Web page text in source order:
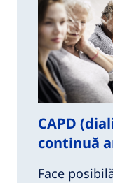
CAPD
continuă
Face